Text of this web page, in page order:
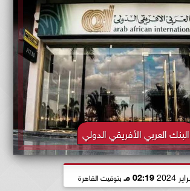
البنك العربي الأفريقي الدولي
02:19 مـ بتوقيت القاهرة